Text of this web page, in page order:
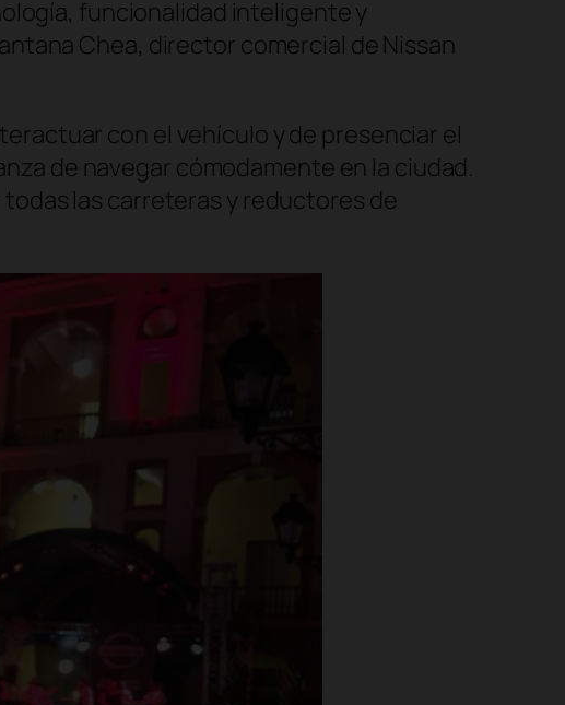
funcionalidad inteligente y
Chea, director comercial de Nissan
con el vehículo y de presenciar el
de navegar cómodamente en la ciudad.
las carreteras y reductores de